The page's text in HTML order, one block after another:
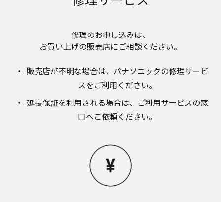
する場合や正当な理由がある場合を除き、第三者
に提供しません。お問い合わせは、ご相談された
窓口にご連絡ください。
書は、原則として商品が発売された当初のものを
掲載しています。したがいまして、会社名やお客
があります。また、本ウェブサイトに公開されて
いる説明書の記載内容と、お客様がお持ちの商品
いる取扱説明書の内容とお手持ちの商品の仕様に
相違がある場合は、ご購入店、お近くの当社商品
の取扱店、または当社サービス会社に直接お問い
合わせください。また、商品に同梱される取扱説
明書が改訂されている場合、当社の選択により、
修理のお申し込みは、​
お買い上げの販売店にご相談ください。​
販売店が不明な場合は、​パナソニックの修理サービ
スをご利用ください。​
延長保証を利用される場合は、​ご利用サービスの窓
口へご依頼ください。